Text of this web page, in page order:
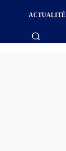
ACTUALITÉ